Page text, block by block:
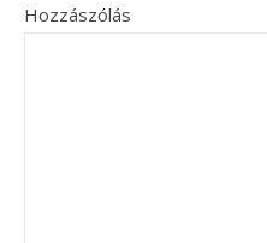
Hozzászólás